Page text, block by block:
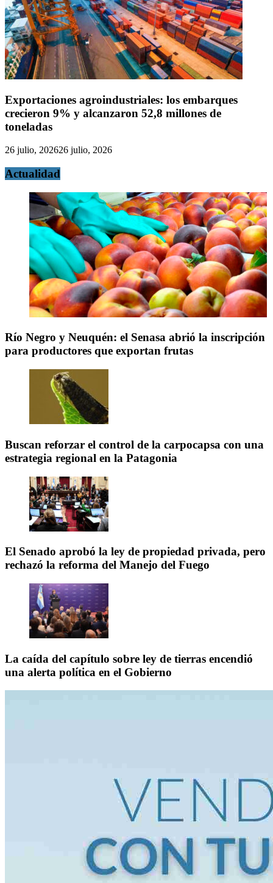
Exportaciones agroindustriales: los embarques
crecieron 9% y alcanzaron 52,8 millones de
toneladas
26 julio, 202626 julio, 2026
Actualidad
Río Negro y Neuquén: el Senasa abrió la inscripción
para productores que exportan frutas
Buscan reforzar el control de la carpocapsa con una
estrategia regional en la Patagonia
El Senado aprobó la ley de propiedad privada, pero
rechazó la reforma del Manejo del Fuego
La caída del capítulo sobre ley de tierras encendió
una alerta política en el Gobierno